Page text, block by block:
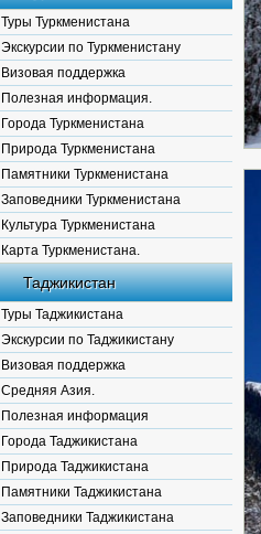
Туры Туркменистана
Экскурсии по Туркменистану
Визовая поддержка
Полезная информация.
Города Туркменистана
Природа Туркменистана
Памятники Туркменистана
Заповедники Туркменистана
Культура Туркменистана
Карта Туркменистана.
Таджикистан
Туры Таджикистана
Экскурсии по Таджикистану
Визовая поддержка
Средняя Азия.
Полезная информация
Города Таджикистана
Природа Таджикистана
Памятники Таджикистана
Заповедники Таджикистана